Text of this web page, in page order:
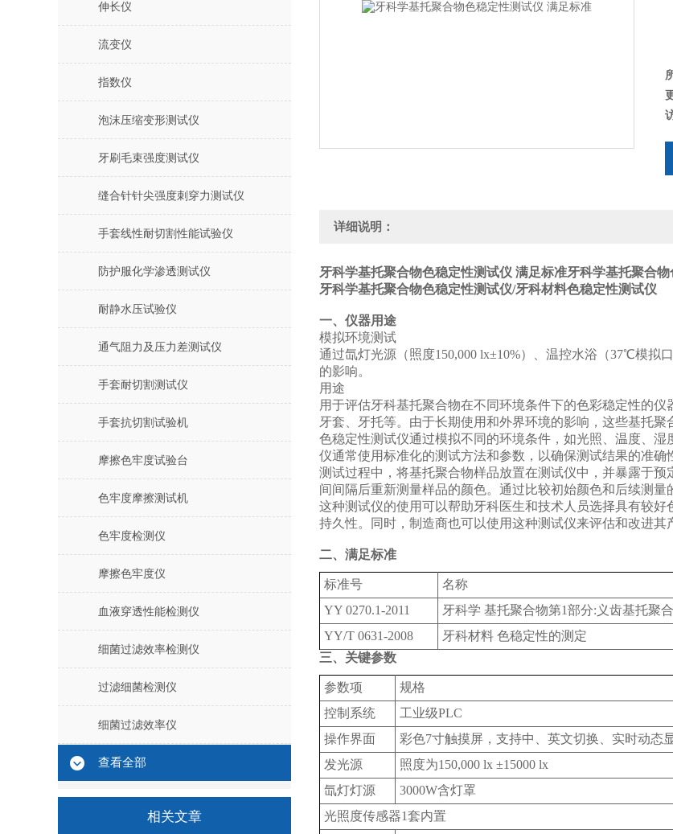
伸长仪
流变仪
指数仪
泡沫压缩变形测试仪
牙刷毛束强度测试仪
缝合针针尖强度刺穿力测试仪
手套线性耐切割性能试验仪
防护服化学渗透测试仪
耐静水压试验仪
通气阻力及压力差测试仪
手套耐切割测试仪
手套抗切割试验机
摩擦色牢度试验台
色牢度摩擦测试机
色牢度检测仪
摩擦色牢度仪
血液穿透性能检测仪
细菌过滤效率检测仪
过滤细菌检测仪
细菌过滤效率仪
查看全部
相关文章
详细说明：
牙科学基托聚合物色稳定性测试仪 满足标准牙科学基托聚合
牙科学基托聚合物色稳定性测试仪/牙科材料色稳定性测试仪
‌一、仪器用途
‌模拟环境测试‌
通过氙灯光源（照度150,000 lx±10%）、温控水浴（37℃模
的影响。
用途
用于评估牙科基托聚合物在不同环境条件下的色彩稳定性的
牙套、牙托等。由于长期使用和外界环境的影响，这些基托聚
色稳定性测试仪通过模拟不同的环境条件，如光照、温度、
仪通常使用标准化的测试方法和参数，以确保测试结果的准确
测试过程中，将基托聚合物样品放置在测试仪中，并暴露于
间间隔后重新测量样品的颜色。通过比较初始颜色和后续测量
这种测试仪的使用可以帮助牙科医生和技术人员选择具有较
持久性。同时，制造商也可以使用这种测试仪来评估和改进其
二、满足标准
标准号
名称
YY 0270.1-2011
牙科学 基托聚合物第1部分:义齿基托聚
YY/T 0631-2008
牙科材料 色稳定性的测定
三、关键参数
‌参数项‌
规格‌
控制系统‌
工业级PLC
操作界面‌
彩色7寸触摸屏，支持中、英文切换、实时动态
发光源
照度为150,000 lx ±15000 lx
氙灯灯源
3000W含灯罩
光照度传感器1套内置